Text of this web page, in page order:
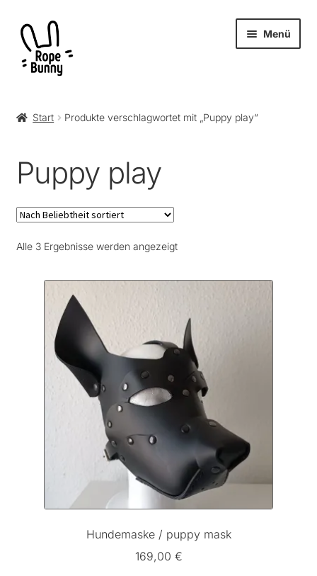
Zur
Navigation
springen
Zum
Inhalt
springen
Menü
Museum
Journal
Archiv
Start Produkte verschlagwortet mit „Puppy play“
Puppy play
Alle 3 Ergebnisse werden angezeigtNach
Hundemaske / puppy mask
169,00 €